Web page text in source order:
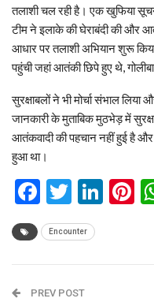
तलाशी चल रही है। एक खुफिया
टीम ने इलाके की घेराबंदी की और
आधार पर तलाशी अभियान शुरू
पहुंची जहां आतंकी छिपे हुए थे,
सुरक्षाबलों ने भी मोर्चा संभाल
जानकारी के मुताबिक मुठभेड़ में
आतंकवादी की पहचान नहीं हुई है
हुआ था।
Facebook
Twitter
Encounter
PREV POST